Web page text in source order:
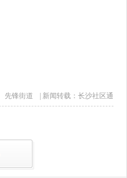
先锋街道 | 新闻转载： 长沙社区通